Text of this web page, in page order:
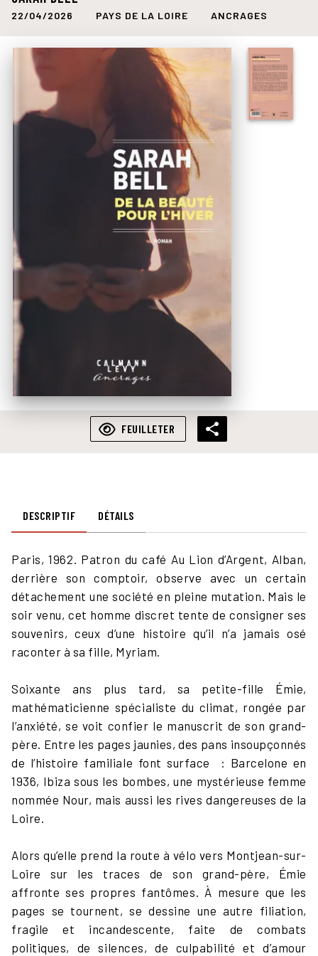
22/04/2026 PAYS DE LA LOIRE ANCRAGES
FEUILLETER
DESCRIPTIF DÉTAILS
Paris, 1962. Patron du café Au Lion d’Argent, Alban,
derrière son comptoir, observe avec un certain
détachement une société en pleine mutation. Mais le
soir venu, cet homme discret tente de consigner ses
souvenirs, ceux d’une histoire qu’il n’a jamais osé
raconter à sa fille, Myriam.
Soixante ans plus tard, sa petite-fille Émie,
mathématicienne spécialiste du climat, rongée par
l’anxiété, se voit confier le manuscrit de son grand-
père. Entre les pages jaunies, des pans insoupçonnés
de l’histoire familiale font surface : Barcelone en
1936, Ibiza sous les bombes, une mystérieuse femme
nommée Nour, mais aussi les rives dangereuses de la
Loire.
Alors qu’elle prend la route à vélo vers Montjean-sur-
Loire sur les traces de son grand-père, Émie
affronte ses propres fantômes. À mesure que les
pages se tournent, se dessine une autre filiation,
fragile et incandescente, faite de combats
politiques, de silences, de culpabilité et d’amour